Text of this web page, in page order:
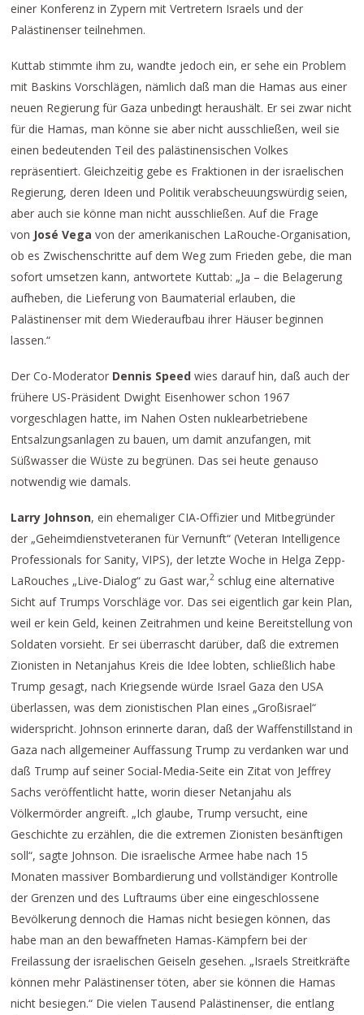
einer Konferenz in Zypern mit Vertretern Israels und der
Palästinenser teilnehmen.
Kuttab stimmte ihm zu, wandte jedoch ein, er sehe ein Problem
mit Baskins Vorschlägen, nämlich daß man die Hamas aus einer
neuen Regierung für Gaza unbedingt heraushält. Er sei zwar nicht
für die Hamas, man könne sie aber nicht ausschließen, weil sie
einen bedeutenden Teil des palästinensischen Volkes
repräsentiert. Gleichzeitig gebe es Fraktionen in der israelischen
Regierung, deren Ideen und Politik verabscheuungswürdig seien,
aber auch sie könne man nicht ausschließen. Auf die Frage
von José Vega von der amerikanischen LaRouche-Organisation,
ob es Zwischenschritte auf dem Weg zum Frieden gebe, die man
sofort umsetzen kann, antwortete Kuttab: „Ja – die Belagerung
aufheben, die Lieferung von Baumaterial erlauben, die
Palästinenser mit dem Wiederaufbau ihrer Häuser beginnen
lassen.“
Der Co-Moderator Dennis Speedwies darauf hin, daß auch der
frühere US-Präsident Dwight Eisenhower schon 1967
vorgeschlagen hatte, im Nahen Osten nuklearbetriebene
Entsalzungsanlagen zu bauen, um damit anzufangen, mit
Süßwasser die Wüste zu begrünen. Das sei heute genauso
notwendig wie damals.
Larry Johnson, ein ehemaliger CIA-Offizier und Mitbegründer
der „Geheimdienstveteranen für Vernunft“ (Veteran Intelligence
Professionals for Sanity, VIPS), der letzte Woche in Helga Zepp-
LaRouches „Live-Dialog“ zu Gast war,2 schlug eine alternative
Sicht auf Trumps Vorschläge vor. Das sei eigentlich gar kein Plan,
weil er kein Geld, keinen Zeitrahmen und keine Bereitstellung von
Soldaten vorsieht. Er sei überrascht darüber, daß die extremen
Zionisten in Netanjahus Kreis die Idee lobten, schließlich habe
Trump gesagt, nach Kriegsende würde Israel Gaza den USA
überlassen, was dem zionistischen Plan eines „Großisrael“
widerspricht. Johnson erinnerte daran, daß der Waffenstillstand in
Gaza nach allgemeiner Auffassung Trump zu verdanken war und
daß Trump auf seiner Social-Media-Seite ein Zitat von Jeffrey
Sachs veröffentlicht hatte, worin dieser Netanjahu als
Völkermörder angreift. „Ich glaube, Trump versucht, eine
Geschichte zu erzählen, die die extremen Zionisten besänftigen
soll“, sagte Johnson. Die israelische Armee habe nach 15
Monaten massiver Bombardierung und vollständiger Kontrolle
der Grenzen und des Luftraums über eine eingeschlossene
Bevölkerung dennoch die Hamas nicht besiegen können, das
habe man an den bewaffneten Hamas-Kämpfern bei der
Freilassung der israelischen Geiseln gesehen. „Israels Streitkräfte
können mehr Palästinenser töten, aber sie können die Hamas
nicht besiegen.“ Die vielen Tausend Palästinenser, die entlang